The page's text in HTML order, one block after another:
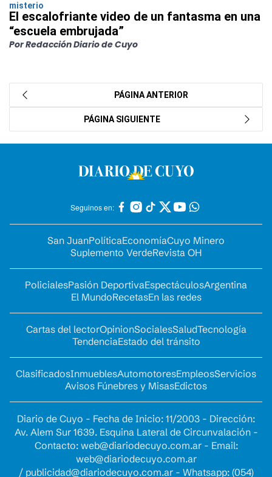
misterio
El escalofriante video de un fantasma en una
“escuela embrujada”
Por Redacción Diario de Cuyo
PÁGINA ANTERIOR
PÁGINA SIGUIENTE
Seguinos en:
San JuanPolíticaEconomíaCuyo Minero
Suplemento VerdeRevista OH
PolicialesPasión DeportivaEspectáculosArgentina
El MundoRecetasEn las redes
Cartas del lectorOpinionSocialesSaludTecnología
TendenciaEstado del tránsito
ClasificadosInmueblesAutomotoresEmpleosServicios
Avisos Fúnebres y MisasEdictos
Diario de Cuyo - Fecha de Inicio: 11/2003 - Dirección:
Av. Alem Sur 1639. Esquina Lateral de Circunvalación -
Contacto: web@diariodecuyo.com.ar- Email:
web@diariodecuyo.com.ar
/ publicidad@diariodecuyo.com.ar- Whatsapp: (054)